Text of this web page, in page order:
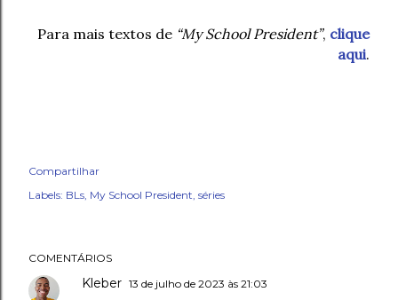
Para mais textos de “My School President”, clique
aqui.
Compartilhar
Labels: BLs My School President séries
COMENTÁRIOS
Kleber 13 de julho de 2023 às 21:03